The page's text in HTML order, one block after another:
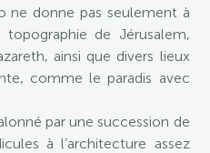
ne donne pas seulement à
de Jérusalem,
ainsi que divers lieux
comme le paradis avec
par une succession de
à l’architecture assez